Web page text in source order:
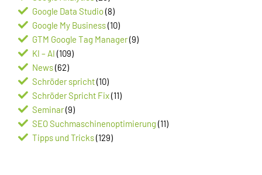
Google Data Studio(8)
Google My Business(10)
GTM Google Tag Manager(9)
KI – AI (109)
News(62)
Schröder spricht(10)
Schröder Spricht Fix(11)
Seminar(9)
SEO Suchmaschinenoptimierung (11)
Tipps und Tricks(129)